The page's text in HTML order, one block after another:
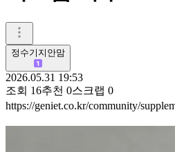
정수기지안맘
2026.05.31 19:53
조회 16추천 0스크랩 0
https://geniet.co.kr/community/